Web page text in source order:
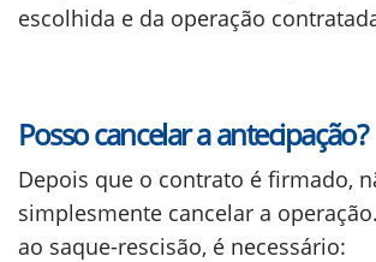
escolhida e da operação
Posso cancelar a antecipação?
Depois que o contrato é firmado,
simplesmente cancelar a
ao saque-rescisão, é necessário: